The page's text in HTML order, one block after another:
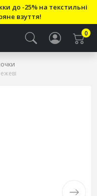
до -25% на текстильні
взуття!
0